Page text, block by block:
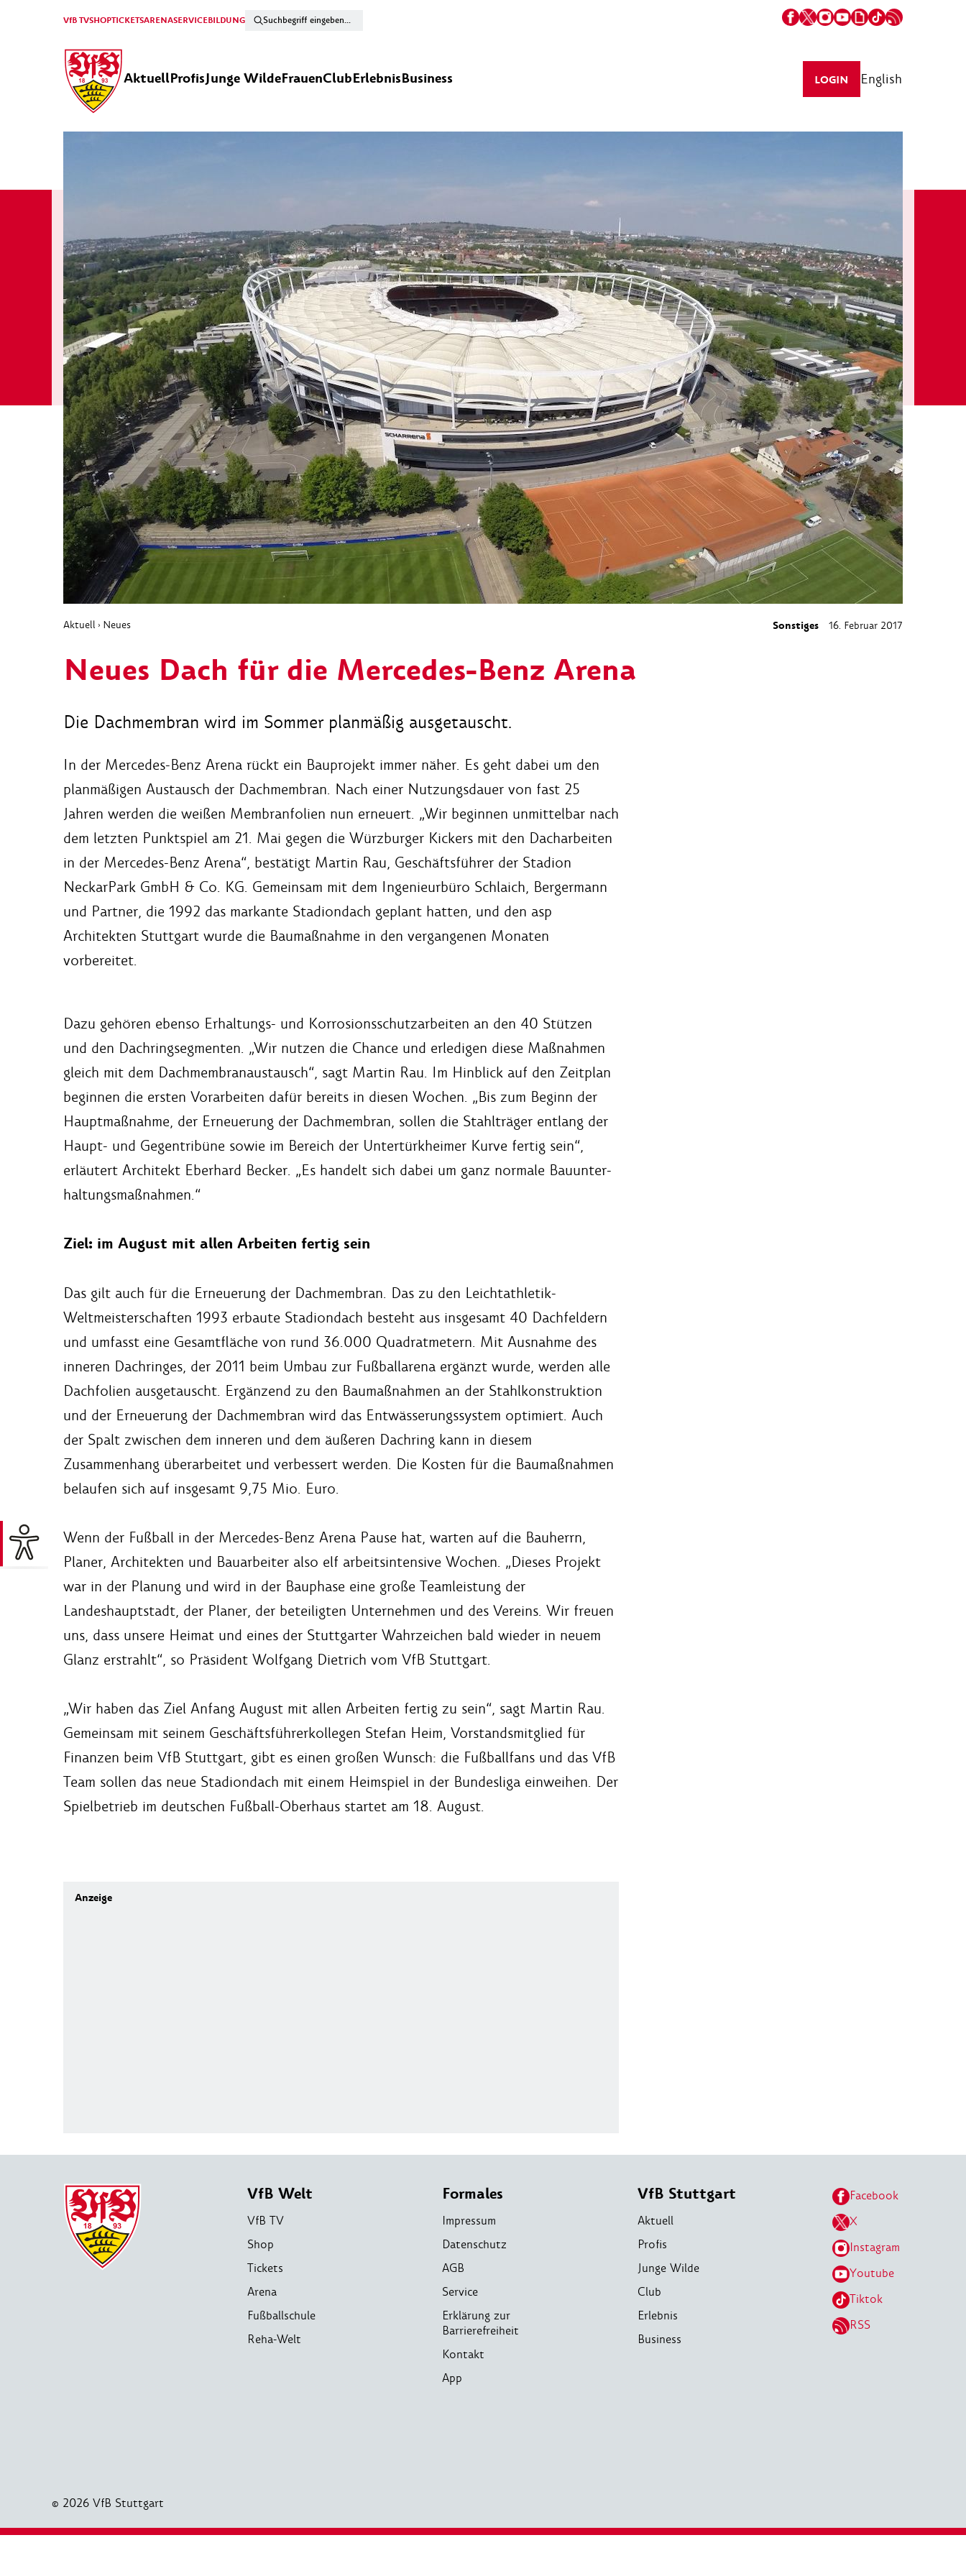
VfB TVSHOPTICKETSARENASERVICEBILDUNG
AktuellProfisJunge WildeFrauenClubErlebnisBusiness LOGIN English
Aktuell › Neues Sonstiges 16. Februar 2017
Neues Dach für die Mercedes-Benz Arena
Die Dachmembran wird im Sommer planmäßig ausgetauscht.
In der Mercedes-Benz Arena rückt ein Bauprojekt immer näher. Es geht dabei um den
planmäßigen Austausch der Dachmembran. Nach einer Nutzungsdauer von fast 25
Jahren werden die weißen Membranfolien nun erneuert. „Wir beginnen unmittelbar nach
dem letzten Punktspiel am 21. Mai gegen die Würzburger Kickers mit den Dacharbeiten
in der Mercedes-Benz Arena“, bestätigt Martin Rau, Geschäftsführer der Stadion
NeckarPark GmbH & Co. KG. Gemeinsam mit dem Ingenieurbüro Schlaich, Bergermann
und Partner, die 1992 das markante Stadiondach geplant hatten, und den asp
Architekten Stuttgart wurde die Baumaßnahme in den vergangenen Monaten
vorbereitet.
Dazu gehören ebenso Erhaltungs- und Korrosionsschutzarbeiten an den 40 Stützen
und den Dachringsegmenten. „Wir nutzen die Chance und erledigen diese Maßnahmen
gleich mit dem Dachmembranaustausch“, sagt Martin Rau. Im Hinblick auf den Zeitplan
beginnen die ersten Vorarbeiten dafür bereits in diesen Wochen. „Bis zum Beginn der
Hauptmaßnahme, der Erneuerung der Dachmembran, sollen die Stahlträger entlang der
Haupt- und Gegentribüne sowie im Bereich der Untertürkheimer Kurve fertig sein“,
erläutert Architekt Eberhard Becker. „Es handelt sich dabei um ganz normale Bauunter-
haltungsmaßnahmen.“
Ziel: im August mit allen Arbeiten fertig sein
Das gilt auch für die Erneuerung der Dachmembran. Das zu den Leichtathletik-
Weltmeisterschaften 1993 erbaute Stadiondach besteht aus insgesamt 40 Dachfeldern
und umfasst eine Gesamtfläche von rund 36.000 Quadratmetern. Mit Ausnahme des
inneren Dachringes, der 2011 beim Umbau zur Fußballarena ergänzt wurde, werden alle
Dachfolien ausgetauscht. Ergänzend zu den Baumaßnahmen an der Stahlkonstruktion
und der Erneuerung der Dachmembran wird das Entwässerungssystem optimiert. Auch
der Spalt zwischen dem inneren und dem äußeren Dachring kann in diesem
Zusammenhang überarbeitet und verbessert werden. Die Kosten für die Baumaßnahmen
belaufen sich auf insgesamt 9,75 Mio. Euro.
Wenn der Fußball in der Mercedes-Benz Arena Pause hat, warten auf die Bauherrn,
Planer, Architekten und Bauarbeiter also elf arbeitsintensive Wochen. „Dieses Projekt
war in der Planung und wird in der Bauphase eine große Teamleistung der
Landeshauptstadt, der Planer, der beteiligten Unternehmen und des Vereins. Wir freuen
uns, dass unsere Heimat und eines der Stuttgarter Wahrzeichen bald wieder in neuem
Glanz erstrahlt“, so Präsident Wolfgang Dietrich vom VfB Stuttgart.
„Wir haben das Ziel Anfang August mit allen Arbeiten fertig zu sein“, sagt Martin Rau.
Gemeinsam mit seinem Geschäftsführerkollegen Stefan Heim, Vorstandsmitglied für
Finanzen beim VfB Stuttgart, gibt es einen großen Wunsch: die Fußballfans und das VfB
Team sollen das neue Stadiondach mit einem Heimspiel in der Bundesliga einweihen. Der
Spielbetrieb im deutschen Fußball-Oberhaus startet am 18. August.
VfB Welt
VfB TV
Shop
Tickets
Arena
Fußballschule
Reha-Welt
Formales
Impressum
Datenschutz
AGB
Service
Erklärung zur
Barrierefreiheit
Kontakt
App
VfB Stuttgart
Aktuell
Profis
Junge Wilde
Club
Erlebnis
Business
Facebook
X
Instagram
Youtube
Tiktok
RSS
© 2026 VfB Stuttgart